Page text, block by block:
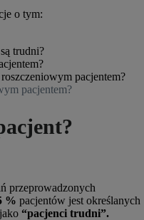
o tym:
trudni?
pacjentem?
pacjentem?
przeprowadzonych
% pacjentów jest określanych
“pacjenci trudni”.